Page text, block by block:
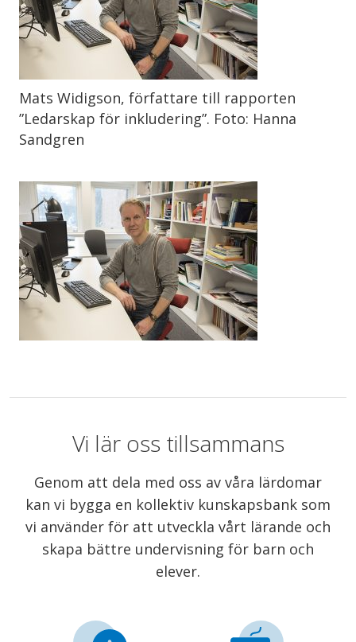
Mats Widigson, författare till rapporten
”Ledarskap för inkludering”. Foto: Hanna
Sandgren
Vi lär oss tillsammans
Genom att dela med oss av våra lärdomar
kan vi bygga en kollektiv kunskapsbank som
vi använder för att utveckla vårt lärande och
skapa bättre undervisning för barn och
elever.